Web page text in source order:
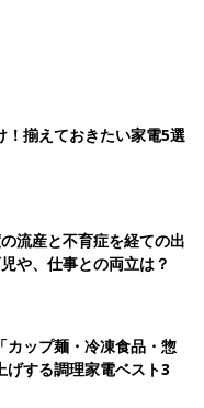
！揃えておきたい家電5選
流産と不育症を経ての出
や、仕事との両立は？
カップ麺・冷凍食品・惣
げする調理家電ベスト3